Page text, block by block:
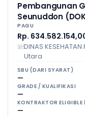
Pembangunan
Seunuddon
PAGU
Rp.
DINAS
Utara
SBU (DARI SYARAT)
—
GRADE / KUALIFIKASI
—
KONTRAKTOR
—